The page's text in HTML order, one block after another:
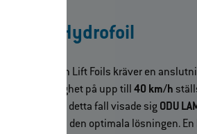
Hydrofoil
Hydrofoil
från Lift Foils kräver en
en maxhastighet på upp till 40 km/h
I detta fall visade sig ODU
vara den optimala lösningen.